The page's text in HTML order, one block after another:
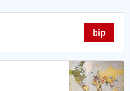
bip